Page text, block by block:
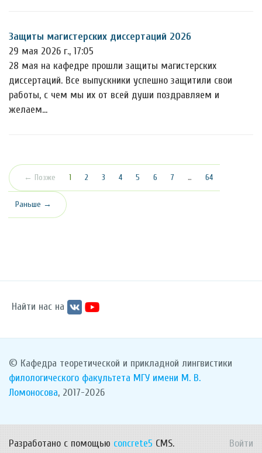
Защиты магистерских диссертаций 2026
29 мая 2026 г., 17:05
28 мая на кафедре прошли защиты магистерских
диссертаций. Все выпускники успешно защитили свои
работы, с чем мы их от всей души поздравляем и
желаем…
← Позже 1 (текущая)
2 3 4 5 6 7 … 64
Раньше →
Найти нас на
© Кафедра теоретической и прикладной лингвистики
филологического факультета МГУ имени М. В.
Ломоносова, 2017-2026
Разработано с помощью concrete5 CMS. Войти